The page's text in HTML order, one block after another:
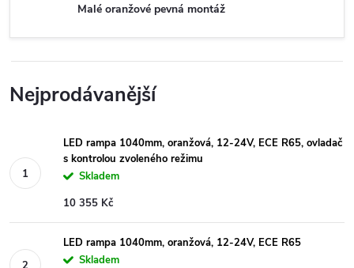
Malé oranžové pevná montáž
Nejprodávanější
LED rampa 1040mm, oranžová, 12-24V, ECE R65, ovladač
s kontrolou zvoleného režimu
Skladem
10 355 Kč
LED rampa 1040mm, oranžová, 12-24V, ECE R65
Skladem